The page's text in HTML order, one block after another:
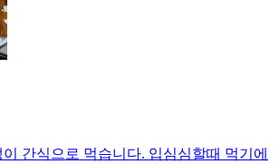
간식으로 먹습니다. 입심심할때 먹기에